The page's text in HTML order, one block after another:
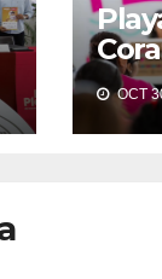
la
que
OCT